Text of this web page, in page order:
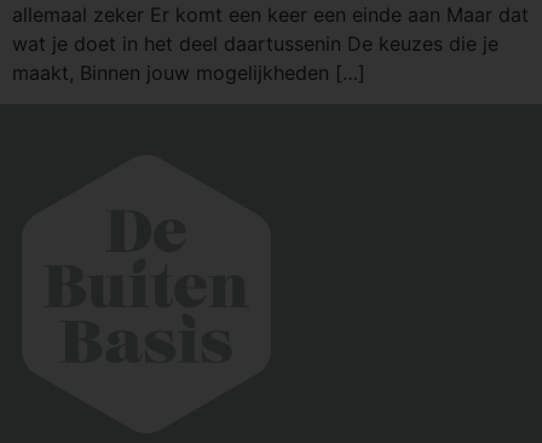
allemaal zeker Er komt een keer een einde aan Maar dat
wat je doet in het deel daartussenin De keuzes die je
maakt, Binnen jouw mogelijkheden […]